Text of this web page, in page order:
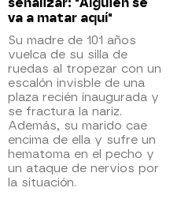
va a matar aquí"
Su madre de 101 años
vuelca de su silla de
ruedas al tropezar con un
escalón invisble de una
plaza recién inaugurada y
se fractura la nariz.
Además, su marido cae
encima de ella y sufre un
hematoma en el pecho y
un ataque de nervios por
la situación.